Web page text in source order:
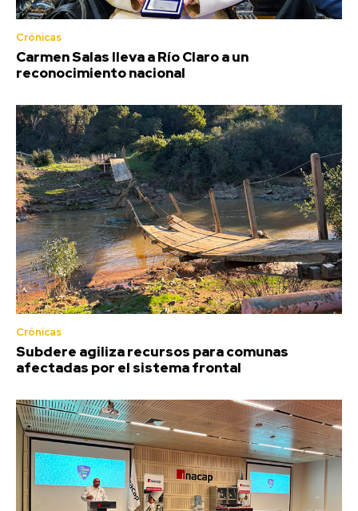
Crónicas
Carmen Salas lleva a Río Claro a un
reconocimiento nacional
Crónicas
Subdere agiliza recursos para comunas
afectadas por el sistema frontal